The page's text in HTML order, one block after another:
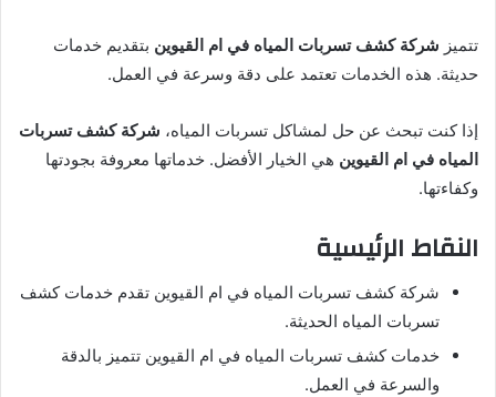
تتميز شركة كشف تسربات المياه في ام القيوين بتقديم خدمات
حديثة. هذه الخدمات تعتمد على دقة وسرعة في العمل.
إذا كنت تبحث عن حل لمشاكل تسربات المياه، شركة كشف تسربات
المياه في ام القيوين هي الخيار الأفضل. خدماتها معروفة بجودتها
وكفاءتها.
النقاط الرئيسية
شركة كشف تسربات المياه في ام القيوين تقدم خدمات كشف
تسربات المياه الحديثة.
خدمات كشف تسربات المياه في ام القيوين تتميز بالدقة
والسرعة في العمل.